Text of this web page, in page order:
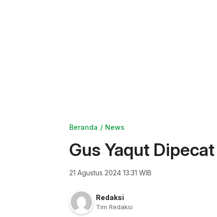
Beranda News
Gus Yaqut
21 Agustus 2024 13:31 WIB
Redaksi
Tim Redaksi